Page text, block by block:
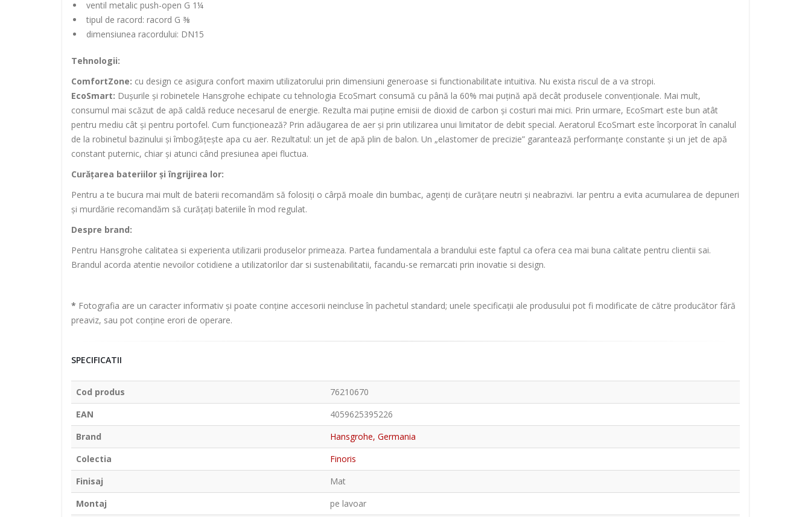
ventil metalic push-open G 1¼
tipul de racord: racord G ⅜
dimensiunea racordului: DN15
Tehnologii:
ComfortZone: cu design ce asigura confort maxim utilizatorului prin dimensiuni generoase si functionabilitate intuitiva. Nu exista riscul de a va stropi.
EcoSmart: Dușurile și robinetele Hansgrohe echipate cu tehnologia EcoSmart consumă cu până la 60% mai puțină apă decât produsele convenționale. Mai mult,
consumul mai scăzut de apă caldă reduce necesarul de energie. Rezulta mai puține emisii de dioxid de carbon și costuri mai mici. Prin urmare, EcoSmart este bun atât
pentru mediu cât și pentru portofel. Cum funcționează? Prin adăugarea de aer și prin utilizarea unui limitator de debit special. Aeratorul EcoSmart este încorporat în canalul
de la robinetul bazinului și îmbogățește apa cu aer. Rezultatul: un jet de apă plin de balon. Un „elastomer de precizie” garantează performanțe constante și un jet de apă
constant puternic, chiar și atunci când presiunea apei fluctua.
Curățarea bateriilor și îngrijirea lor:
Pentru a te bucura mai mult de baterii recomandăm să folosiți o cârpă moale din bumbac, agenți de curățare neutri și neabrazivi. Iar pentru a evita acumularea de depuneri
și murdărie recomandăm să curățați bateriile în mod regulat.
Despre brand:
Pentru Hansgrohe calitatea si experienta utilizarii produselor primeaza. Partea fundamentala a brandului este faptul ca ofera cea mai buna calitate pentru clientii sai.
Brandul acorda atentie nevoilor cotidiene a utilizatorilor dar si sustenabilitatii, facandu-se remarcati prin inovatie si design.
* Fotografia are un caracter informativ și poate conține accesorii neincluse în pachetul standard; unele specificații ale produsului pot fi modificate de către producător fără
preaviz, sau pot conține erori de operare.
SPECIFICATII
Cod produs
76210670
EAN
4059625395226
Brand
Hansgrohe, Germania
Colectia
Finoris
Finisaj
Mat
Montaj
pe lavoar